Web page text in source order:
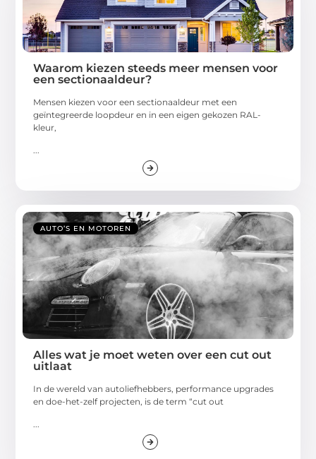
Waarom kiezen steeds meer mensen voor
een sectionaaldeur?
Mensen kiezen voor een sectionaaldeur met een
geïntegreerde loopdeur en in een eigen gekozen RAL-
kleur,
AUTO’S EN MOTOREN
Alles wat je moet weten over een cut out
uitlaat
In de wereld van autoliefhebbers, performance upgrades
en doe-het-zelf projecten, is de term “cut out
...